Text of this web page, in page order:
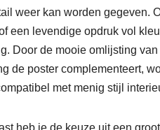
weer kan worden gegeven.
een levendige opdruk vol
Door de mooie omlijsting
de poster complementeert,
met menig stijl
heb je de keuze uit een